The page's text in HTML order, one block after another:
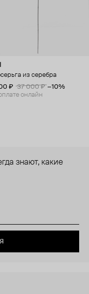
из серебра
₽
37 000 ₽ −10%
онлайн
знают, какие